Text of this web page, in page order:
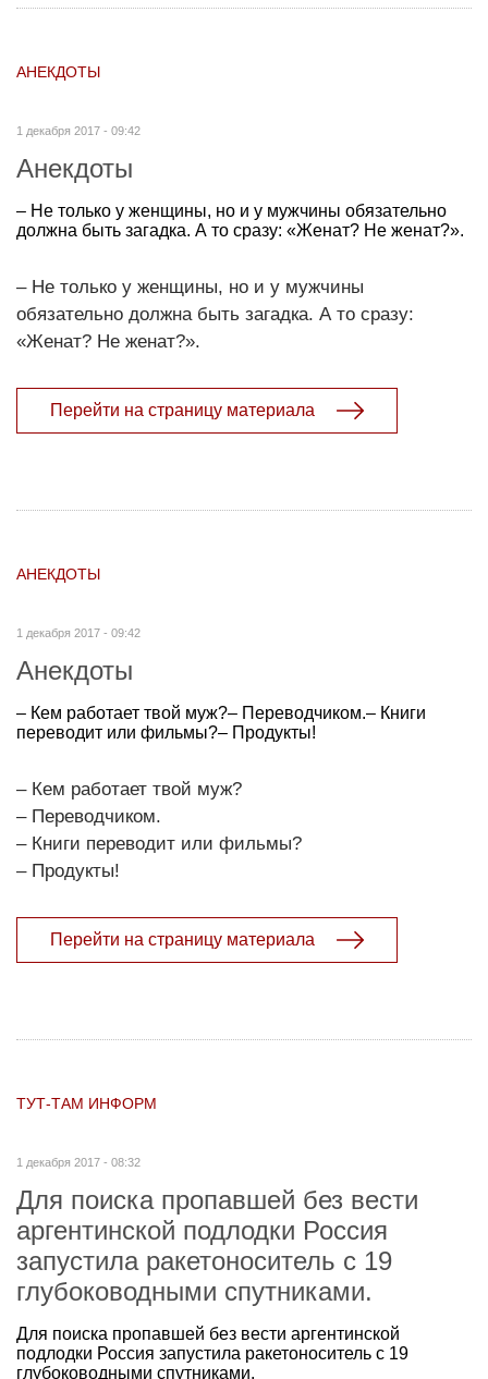
АНЕКДОТЫ
1 декабря 2017 - 09:42
Анекдоты
– Не только у женщины, но и у мужчины обязательно
должна быть загадка. А то сразу: «Женат? Не женат?».
– Не только у женщины, но и у мужчины
обязательно должна быть загадка. А то сразу:
«Женат? Не женат?».
Перейти на страницу материала
АНЕКДОТЫ
1 декабря 2017 - 09:42
Анекдоты
– Кем работает твой муж?– Переводчиком.– Книги
переводит или фильмы?– Продукты!
– Кем работает твой муж?
– Переводчиком.
– Книги переводит или фильмы?
– Продукты!
Перейти на страницу материала
ТУТ-ТАМ ИНФОРМ
1 декабря 2017 - 08:32
Для поиска пропавшей без вести
аргентинской подлодки Россия
запустила ракетоноситель с 19
глубоководными спутниками.
Для поиска пропавшей без вести аргентинской
подлодки Россия запустила ракетоноситель с 19
глубоководными спутниками.